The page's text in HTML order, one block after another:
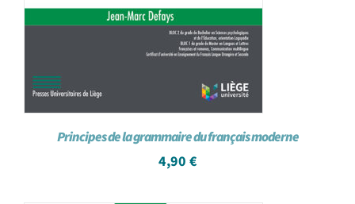
Principes de la grammaire du français moderne
4,90 €